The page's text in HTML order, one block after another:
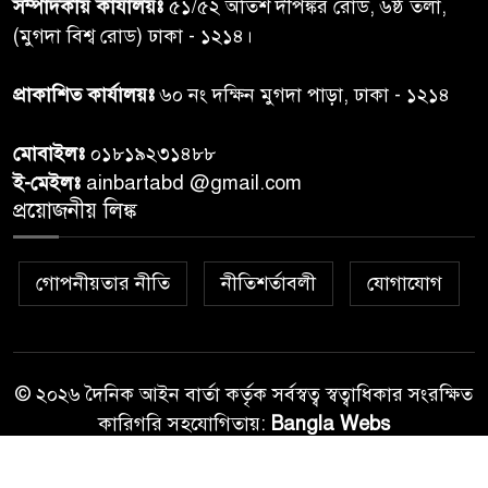
তদন্ত শেষ পর্যায়ে, দ্রুত চার্জশিট
রাতের মধ্যে ঢাকাসহ ১০ অঞ্চলে
ঝড়বৃষ্টির পূর্বাভাস
৮
প্রধানমন্ত্রীর সঙ্গে দেখা করে স্বপ্নপূরণ
উপহার
৯
২০ আগস্ট রাষ্ট্রপতি নির্বাচন,
১০
সম্পাদকীয় কার্যালয়ঃ ৫১/৫২ অতিশ দীপঙ্কর রোড, ৬ষ্ঠ তলা,
(মুগদা বিশ্ব রোড) ঢাকা - ১২১৪।
প্রাকাশিত কার্যালয়ঃ৬০ নং দক্ষিন মুগদা পাড়া, ঢাকা - ১২১৪
মোবাইলঃ ০১৮১৯২৩১৪৮৮
ই-মেইলঃ ainbartabd @gmail.com
প্রয়োজনীয় লিঙ্ক
গোপনীয়তার নীতি নীতিশর্তাবলী যোগাযোগ
© ২০২৬ দৈনিক আইন বার্তা কর্তৃক সর্বস্বত্ব স্বত্বাধিকার সংরক্ষিত
কারিগরি সহযোগিতায়: Bangla Webs